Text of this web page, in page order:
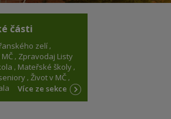
části
zelí
Zpravodaj Listy
Mateřské školy
Život v MČ
Více ze sekce